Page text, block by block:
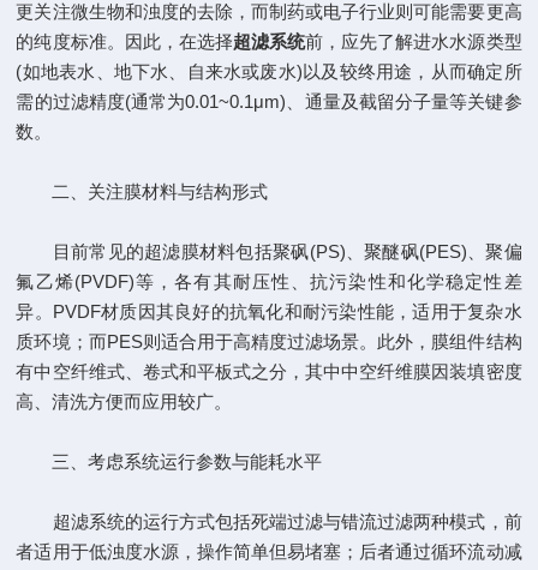
更关注微生物和浊度的去除，而制药或电子行业则可能需要更高
的纯度标准。因此，在选择超滤系统前，应先了解进水水源类型
(如地表水、地下水、自来水或废水)以及较终用途，从而确定所
需的过滤精度(通常为0.01~0.1μm)、通量及截留分子量等关键参
数。
二、关注膜材料与结构形式
目前常见的超滤膜材料包括聚砜(PS)、聚醚砜(PES)、聚偏
氟乙烯(PVDF)等，各有其耐压性、抗污染性和化学稳定性差
异。PVDF材质因其良好的抗氧化和耐污染性能，适用于复杂水
质环境；而PES则适合用于高精度过滤场景。此外，膜组件结构
有中空纤维式、卷式和平板式之分，其中中空纤维膜因装填密度
高、清洗方便而应用较广。
三、考虑系统运行参数与能耗水平
超滤系统的运行方式包括死端过滤与错流过滤两种模式，前
者适用于低浊度水源，操作简单但易堵塞；后者通过循环流动减